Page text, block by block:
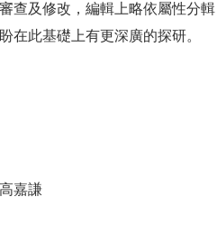
查及修改，編輯上略依屬性分
在此基礎上有更深廣的探研。
嘉謙